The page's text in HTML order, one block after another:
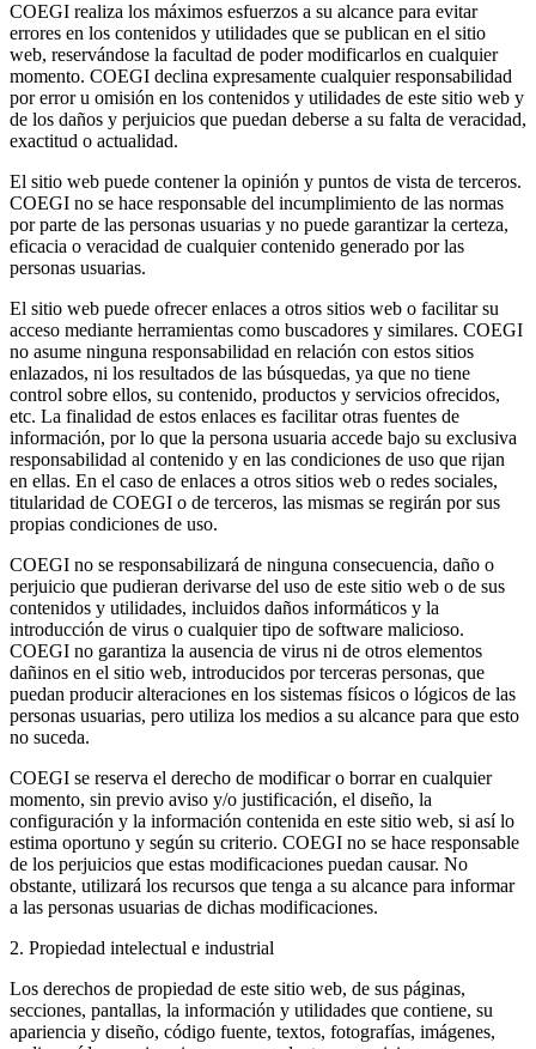
COEGI realiza los máximos esfuerzos a su alcance para evitar
errores en los contenidos y utilidades que se publican en el sitio
web, reservándose la facultad de poder modificarlos en cualquier
momento. COEGI declina expresamente cualquier responsabilidad
por error u omisión en los contenidos y utilidades de este sitio web y
de los daños y perjuicios que puedan deberse a su falta de veracidad,
exactitud o actualidad.
El sitio web puede contener la opinión y puntos de vista de terceros.
COEGI no se hace responsable del incumplimiento de las normas
por parte de las personas usuarias y no puede garantizar la certeza,
eficacia o veracidad de cualquier contenido generado por las
personas usuarias.
El sitio web puede ofrecer enlaces a otros sitios web o facilitar su
acceso mediante herramientas como buscadores y similares. COEGI
no asume ninguna responsabilidad en relación con estos sitios
enlazados, ni los resultados de las búsquedas, ya que no tiene
control sobre ellos, su contenido, productos y servicios ofrecidos,
etc. La finalidad de estos enlaces es facilitar otras fuentes de
información, por lo que la persona usuaria accede bajo su exclusiva
responsabilidad al contenido y en las condiciones de uso que rijan
en ellas. En el caso de enlaces a otros sitios web o redes sociales,
titularidad de COEGI o de terceros, las mismas se regirán por sus
propias condiciones de uso.
COEGI no se responsabilizará de ninguna consecuencia, daño o
perjuicio que pudieran derivarse del uso de este sitio web o de sus
contenidos y utilidades, incluidos daños informáticos y la
introducción de virus o cualquier tipo de software malicioso.
COEGI no garantiza la ausencia de virus ni de otros elementos
dañinos en el sitio web, introducidos por terceras personas, que
puedan producir alteraciones en los sistemas físicos o lógicos de las
personas usuarias, pero utiliza los medios a su alcance para que esto
no suceda.
COEGI se reserva el derecho de modificar o borrar en cualquier
momento, sin previo aviso y/o justificación, el diseño, la
configuración y la información contenida en este sitio web, si así lo
estima oportuno y según su criterio. COEGI no se hace responsable
de los perjuicios que estas modificaciones puedan causar. No
obstante, utilizará los recursos que tenga a su alcance para informar
a las personas usuarias de dichas modificaciones.
2. Propiedad intelectual e industrial
Los derechos de propiedad de este sitio web, de sus páginas,
secciones, pantallas, la información y utilidades que contiene, su
apariencia y diseño, código fuente, textos, fotografías, imágenes,